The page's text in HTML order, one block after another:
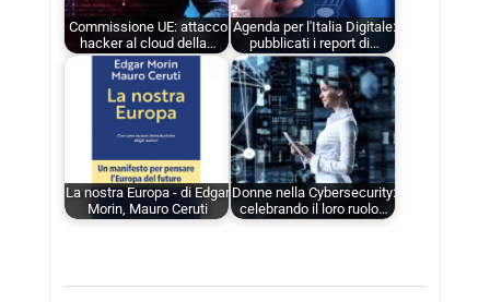
Commissione UE: attacco
hacker al cloud della…
Agenda per l'Italia Digitale:
pubblicati i report di…
La nostra Europa - di Edgar
Morin, Mauro Ceruti
Donne nella Cybersecurity:
celebrando il loro ruolo…